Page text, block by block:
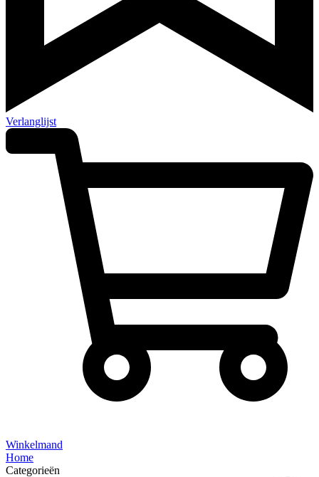
Verlanglijst
Winkelmand
Home
Categorieën